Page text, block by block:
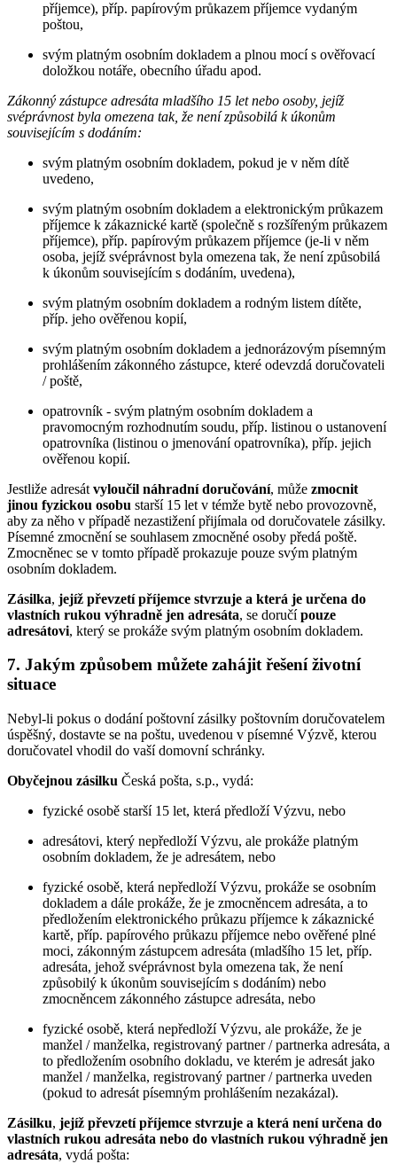
příjemce), příp. papírovým průkazem příjemce vydaným
poštou,
svým platným osobním dokladem a plnou mocí s ověřovací
doložkou notáře, obecního úřadu apod.
Zákonný zástupce adresáta mladšího 15 let nebo osoby, jejíž
svéprávnost byla omezena tak, že není způsobilá k úkonům
souvisejícím s dodáním:
svým platným osobním dokladem, pokud je v něm dítě
uvedeno,
svým platným osobním dokladem a elektronickým průkazem
příjemce k zákaznické kartě (společně s rozšířeným průkazem
příjemce), příp. papírovým průkazem příjemce (je-li v něm
osoba, jejíž svéprávnost byla omezena tak, že není způsobilá
k úkonům souvisejícím s dodáním, uvedena),
svým platným osobním dokladem a rodným listem dítěte,
příp. jeho ověřenou kopií,
svým platným osobním dokladem a jednorázovým písemným
prohlášením zákonného zástupce, které odevzdá doručovateli
/ poště,
opatrovník - svým platným osobním dokladem a
pravomocným rozhodnutím soudu, příp. listinou o ustanovení
opatrovníka (listinou o jmenování opatrovníka), příp. jejich
ověřenou kopií.
Jestliže adresát vyloučil náhradní doručování, může zmocnit
jinou fyzickou osobu starší 15 let v témže bytě nebo provozovně,
aby za něho v případě nezastižení přijímala od doručovatele zásilky.
Písemné zmocnění se souhlasem zmocněné osoby předá poště.
Zmocněnec se v tomto případě prokazuje pouze svým platným
osobním dokladem.
Zásilka, jejíž převzetí příjemce stvrzuje a která je určena do
vlastních rukou výhradně jen adresáta, se doručípouze
adresátovi, který se prokáže svým platným osobním dokladem.
7. Jakým způsobem můžete zahájit řešení životní
situace
Nebyl-li pokus o dodání poštovní zásilky poštovním doručovatelem
úspěšný, dostavte se na poštu, uvedenou v písemné Výzvě, kterou
doručovatel vhodil do vaší domovní schránky.
Obyčejnou zásilku Česká pošta, s.p., vydá:
fyzické osobě starší 15 let, která předloží Výzvu, nebo
adresátovi, který nepředloží Výzvu, ale prokáže platným
osobním dokladem, že je adresátem, nebo
fyzické osobě, která nepředloží Výzvu, prokáže se osobním
dokladem a dále prokáže, že je zmocněncem adresáta, a to
předložením elektronického průkazu příjemce k zákaznické
kartě, příp. papírového průkazu příjemce nebo ověřené plné
moci, zákonným zástupcem adresáta (mladšího 15 let, příp.
adresáta, jehož svéprávnost byla omezena tak, že není
způsobilý k úkonům souvisejícím s dodáním) nebo
zmocněncem zákonného zástupce adresáta, nebo
fyzické osobě, která nepředloží Výzvu, ale prokáže, že je
manžel / manželka, registrovaný partner / partnerka adresáta, a
to předložením osobního dokladu, ve kterém je adresát jako
manžel / manželka, registrovaný partner / partnerka uveden
(pokud to adresát písemným prohlášením nezakázal).
Zásilku, jejíž převzetí příjemce stvrzuje a která není určena do
vlastních rukou adresáta nebo do vlastních rukou výhradně jen
adresáta, vydá pošta: